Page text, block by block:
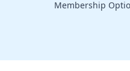
Membership